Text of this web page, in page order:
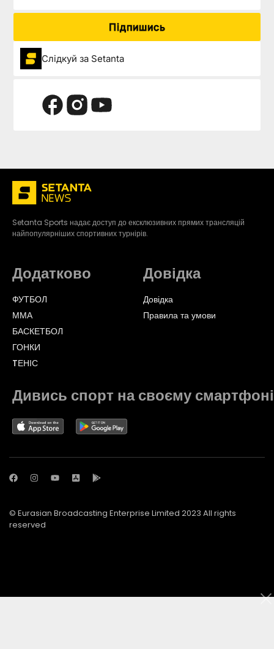
Підпишись
Слідкуй за Setanta
Setanta Sports надає доступ до ексклюзивних прямих трансляцій
найпопулярніших спортивних турнірів.
Додатково
ФУТБОЛ
ММА
БАСКЕТБОЛ
ГОНКИ
TЕНІС
Довідка
Довідка
Правила та умови
Дивись спорт на своєму смартфоні
© Eurasian Broadcasting Enterprise Limited 2023 All rights
reserved